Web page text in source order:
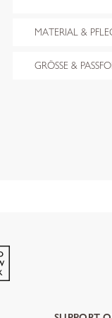
MATERIAL &
GRÖSSE &